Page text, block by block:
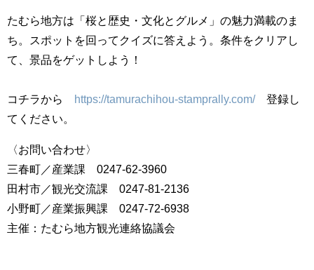
たむら地方は「桜と歴史・文化とグルメ」の魅力満載のま
ち。スポットを回ってクイズに答えよう。条件をクリアし
て、景品をゲットしよう！
コチラから https://tamurachihou-stamprally.com/登録し
てください。
〈お問い合わせ〉
三春町／産業課 0247-62-3960
田村市／観光交流課 0247-81-2136
小野町／産業振興課 0247-72-6938
主催：たむら地方観光連絡協議会